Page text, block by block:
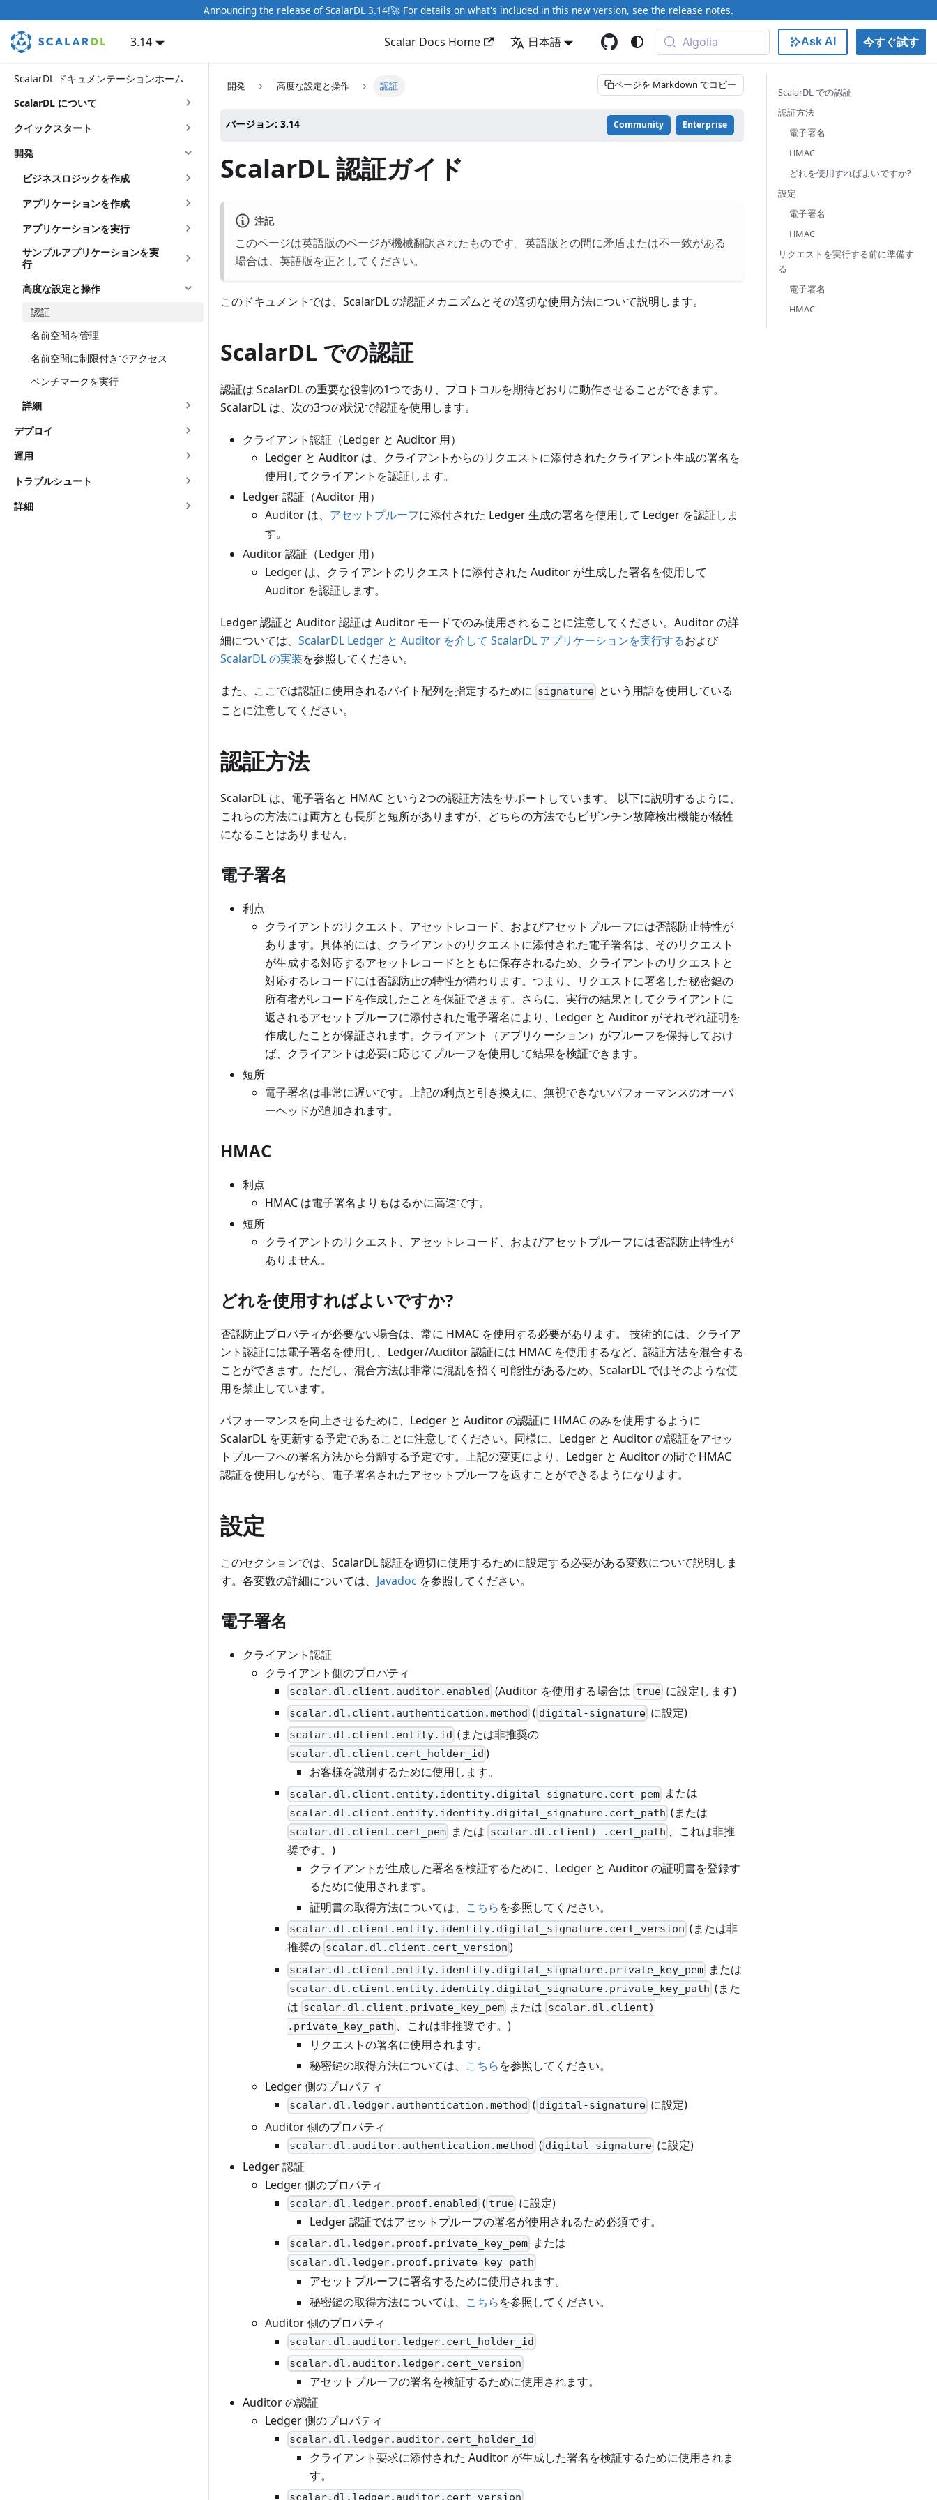
Announcing the release of ScalarDL 3.14!🚀 For details on what's included in this new version, see the release notes.
3.14 Scalar Docs Home 日本語 Algolia Ask AI 今すぐ試す
ScalarDL ドキュメンテーションホーム
ScalarDL について
クイックスタート
開発
ビジネスロジックを作成
アプリケーションを作成
アプリケーションを実行
サンプルアプリケーションを実
行
高度な設定と操作
認証
名前空間を管理
名前空間に制限付きでアクセス
ベンチマークを実行
詳細
デプロイ
運用
トラブルシュート
詳細
開発 高度な設定と操作 認証 ページを Markdown でコピー
バージョン: 3.14 Community Enterprise
ScalarDL 認証ガイド
注記
このページは英語版のページが機械翻訳されたものです。英語版との間に矛盾または不一致がある
場合は、英語版を正としてください。
このドキュメントでは、ScalarDL の認証メカニズムとその適切な使用方法について説明します。
ScalarDL での認証
認証は ScalarDL の重要な役割の1つであり、プロトコルを期待どおりに動作させることができます。
ScalarDL は、次の3つの状況で認証を使用します。
クライアント認証（Ledger と Auditor 用）
Ledger と Auditor は、クライアントからのリクエストに添付されたクライアント生成の署名を
使用してクライアントを認証します。
Ledger 認証（Auditor 用）
Auditor は、 アセットプルーフに添付された Ledger 生成の署名を使用して Ledger を認証しま
す。
Auditor 認証（Ledger 用）
Ledger は、クライアントのリクエストに添付された Auditor が生成した署名を使用して
Auditor を認証します。
Ledger 認証と Auditor 認証は Auditor モードでのみ使用されることに注意してください。Auditor の詳
細については、 ScalarDL Ledger と Auditor を介して ScalarDL アプリケーションを実行するおよび
ScalarDL の実装を参照してください。
また、ここでは認証に使用されるバイト配列を指定するために signature という用語を使用している
ことに注意してください。
認証方法
ScalarDL は、電子署名と HMAC という2つの認証方法をサポートしています。 以下に説明するように、
これらの方法には両方とも長所と短所がありますが、どちらの方法でもビザンチン故障検出機能が犠牲
になることはありません。
電子署名
利点
クライアントのリクエスト、アセットレコード、およびアセットプルーフには否認防止特性が
あります。具体的には、クライアントのリクエストに添付された電子署名は、そのリクエスト
が生成する対応するアセットレコードとともに保存されるため、クライアントのリクエストと
対応するレコードには否認防止の特性が備わります。つまり、リクエストに署名した秘密鍵の
所有者がレコードを作成したことを保証できます。さらに、実行の結果としてクライアントに
返されるアセットプルーフに添付された電子署名により、Ledger と Auditor がそれぞれ証明を
作成したことが保証されます。クライアント（アプリケーション）がプルーフを保持しておけ
ば、クライアントは必要に応じてプルーフを使用して結果を検証できます。
短所
電子署名は非常に遅いです。上記の利点と引き換えに、無視できないパフォーマンスのオーバ
ーヘッドが追加されます。
HMAC
利点
HMAC は電子署名よりもはるかに高速です。
短所
クライアントのリクエスト、アセットレコード、およびアセットプルーフには否認防止特性が
ありません。
どれを使用すればよいですか?
否認防止プロパティが必要ない場合は、常に HMAC を使用する必要があります。 技術的には、クライア
ント認証には電子署名を使用し、Ledger/Auditor 認証には HMAC を使用するなど、認証方法を混合する
ことができます。ただし、混合方法は非常に混乱を招く可能性があるため、ScalarDL ではそのような使
用を禁止しています。
パフォーマンスを向上させるために、Ledger と Auditor の認証に HMAC のみを使用するように
ScalarDL を更新する予定であることに注意してください。同様に、Ledger と Auditor の認証をアセッ
トプルーフへの署名方法から分離する予定です。上記の変更により、Ledger と Auditor の間で HMAC
認証を使用しながら、電子署名されたアセットプルーフを返すことができるようになります。
設定
このセクションでは、ScalarDL 認証を適切に使用するために設定する必要がある変数について説明しま
す。各変数の詳細については、 Javadoc を参照してください。
電子署名
クライアント認証
クライアント側のプロパティ
scalar.dl.client.auditor.enabled (Auditor を使用する場合は trueに設定します)
scalar.dl.client.authentication.method ( digital-signature に設定)
scalar.dl.client.entity.id (または非推奨の
scalar.dl.client.cert_holder_id )
お客様を識別するために使用します。
scalar.dl.client.entity.identity.digital_signature.cert_pem または
scalar.dl.client.entity.identity.digital_signature.cert_path (または
scalar.dl.client.cert_pem または scalar.dl.client) .cert_path 、これは非推
奨です。)
クライアントが生成した署名を検証するために、Ledger と Auditor の証明書を登録す
るために使用されます。
証明書の取得方法については、 こちらを参照してください。
scalar.dl.client.entity.identity.digital_signature.cert_version (または非
推奨の scalar.dl.client.cert_version )
scalar.dl.client.entity.identity.digital_signature.private_key_pem または
scalar.dl.client.entity.identity.digital_signature.private_key_path (また
は scalar.dl.client.private_key_pem または scalar.dl.client)
.private_key_path 、これは非推奨です。)
リクエストの署名に使用されます。
秘密鍵の取得方法については、 こちらを参照してください。
Ledger 側のプロパティ
scalar.dl.ledger.authentication.method ( digital-signature に設定)
Auditor 側のプロパティ
scalar.dl.auditor.authentication.method ( digital-signatureに設定)
Ledger 認証
Ledger 側のプロパティ
scalar.dl.ledger.proof.enabled ( trueに設定)
Ledger 認証ではアセットプルーフの署名が使用されるため必須です。
scalar.dl.ledger.proof.private_key_pem または
scalar.dl.ledger.proof.private_key_path
アセットプルーフに署名するために使用されます。
秘密鍵の取得方法については、 こちらを参照してください。
Auditor 側のプロパティ
scalar.dl.auditor.ledger.cert_holder_id
scalar.dl.auditor.ledger.cert_version
アセットプルーフの署名を検証するために使用されます。
Auditor の認証
Ledger 側のプロパティ
scalar.dl.ledger.auditor.cert_holder_id
クライアント要求に添付された Auditor が生成した署名を検証するために使用されま
す。
ScalarDL での認証
認証方法
電子署名
HMAC
どれを使用すればよいですか?
設定
電子署名
HMAC
リクエストを実行する前に準備す
る
電子署名
HMAC